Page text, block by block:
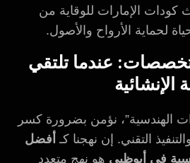
كودات الإمارات للوقاية من
لحماية الأرواح والأصول.
عندما تلتقي
الإنشائية
الهندسية”، نؤمن بضرورة كسر
التقني. إن نهجنا كـ أفضل
في أبوظبي هو نهج متعدد